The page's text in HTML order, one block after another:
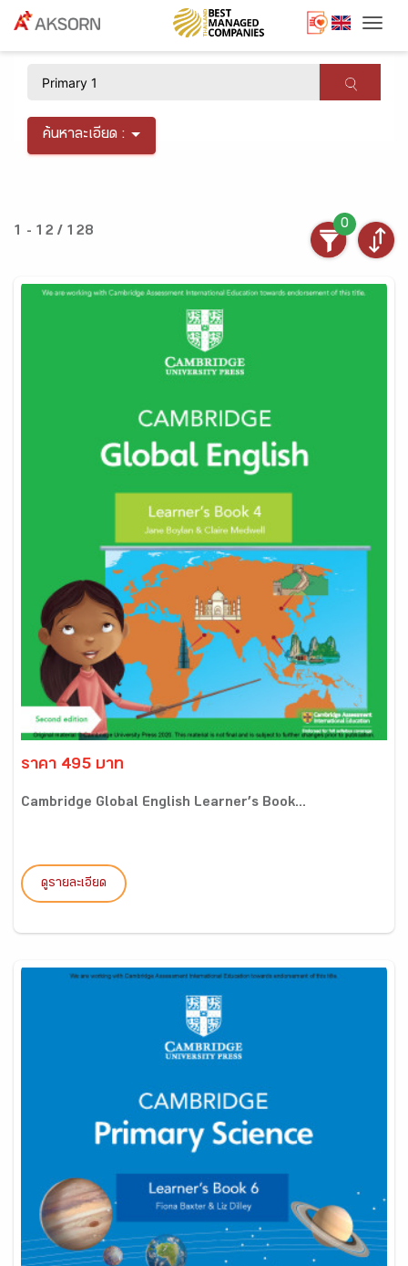
ค้นหาละเอียด :
1 - 12 / 128
0
ราคา 495 บาท
Cambridge Global English Learner’s Book...
ดูรายละเอียด